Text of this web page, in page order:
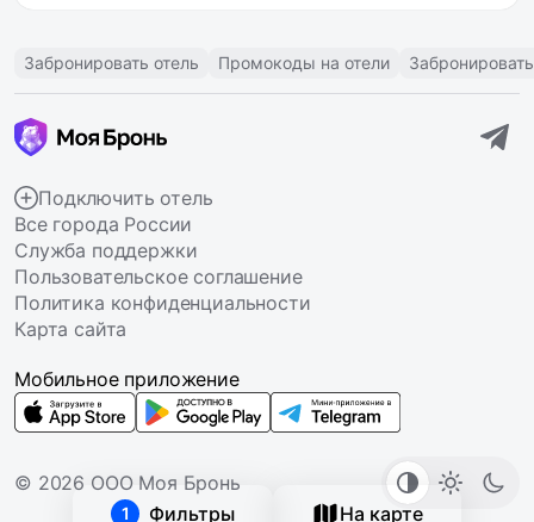
1 Фильтры На карте
Забронировать отель Промокоды на отели
Подключить отель
Все города России
Служба поддержки
Пользовательское соглашение
Политика конфиденциальности
Карта сайта
© 2026 ООО Моя Бронь
Мобильное приложение